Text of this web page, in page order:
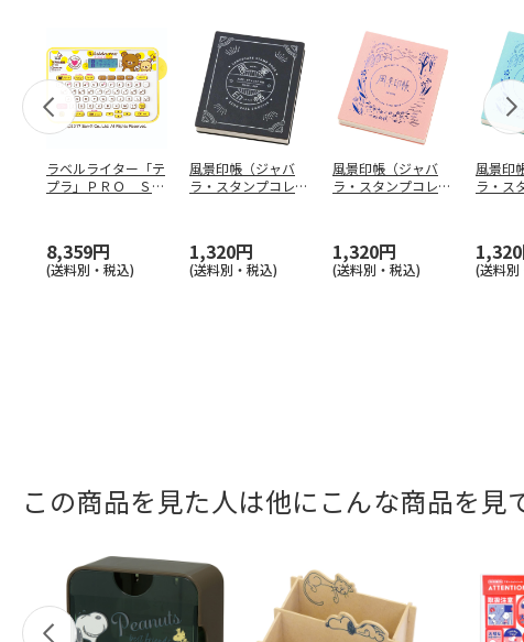
ラベルライター「テ
プラ」ＰＲＯ ＳＲ
8,359円
(送料別・税込)
風景印帳（ジャバ
ラ・スタンプコレク
1,320円
(送料別・税込)
風景印帳（ジャバ
ラ・スタンプコレク
1,320円
(送料別・税込)
風景印
ラ・ス
(送料別
この商品を見た人は他にこんな商品を見